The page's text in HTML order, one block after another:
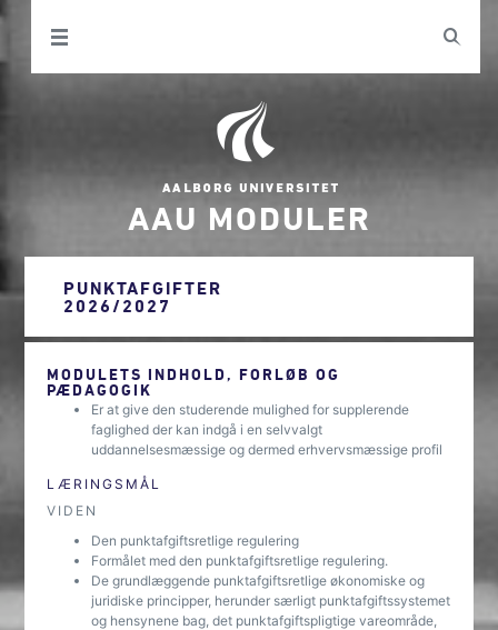
AAU MODULER
PUNKTAFGIFTER
2026/2027
MODULETS INDHOLD, FORLØB OG
PÆDAGOGIK
Er at give den studerende mulighed for supplerende
faglighed der kan indgå i en selvvalgt
uddannelsesmæssige og dermed erhvervsmæssige profil
LÆRINGSMÅL
VIDEN
Den punktafgiftsretlige regulering
Formålet med den punktafgiftsretlige regulering.
De grundlæggende punktafgiftsretlige økonomiske og
juridiske principper, herunder særligt punktafgiftssystemet
og hensynene bag, det punktafgiftspligtige vareområde,